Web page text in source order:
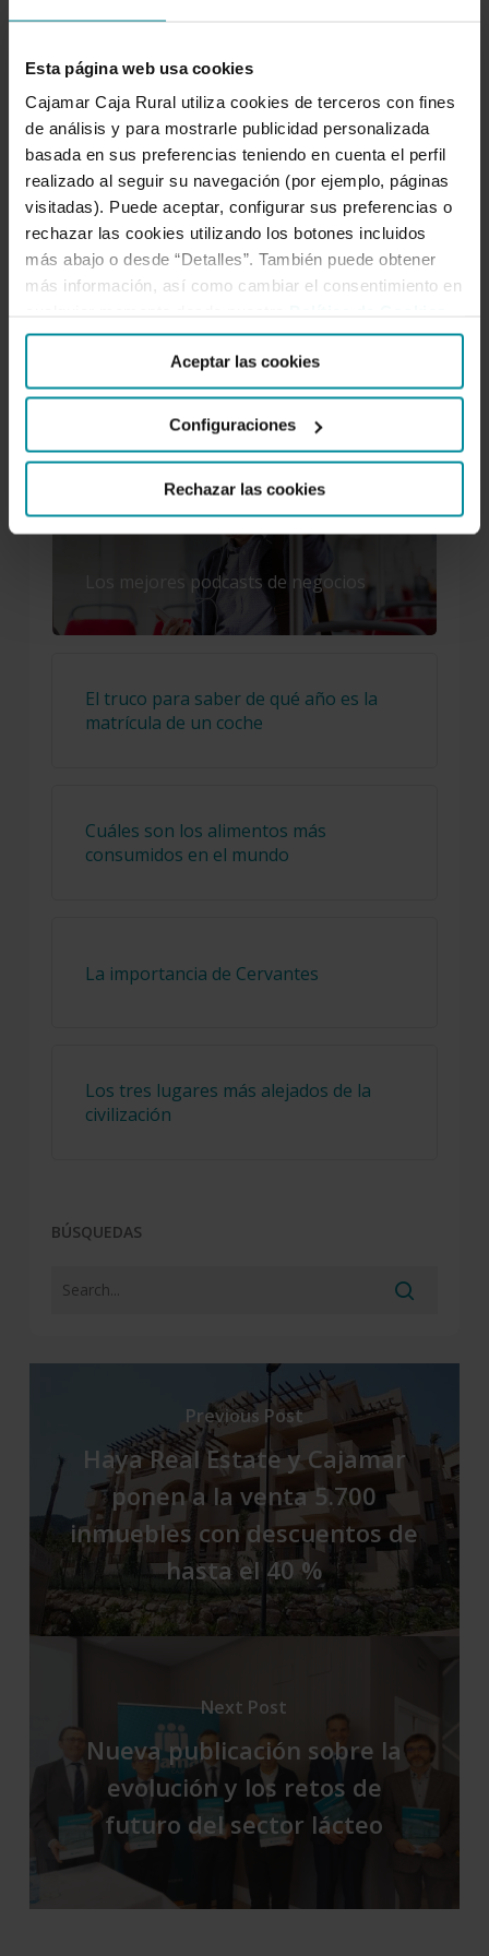
Esta página web usa cookies
Cajamar Caja Rural utiliza cookies de terceros con fines
de análisis y para mostrarle publicidad personalizada
basada en sus preferencias teniendo en cuenta el perfil
realizado al seguir su navegación (por ejemplo, páginas
visitadas). Puede aceptar, configurar sus preferencias o
rechazar las cookies utilizando los botones incluidos
más abajo o desde “Detalles”. También puede obtener
más información, así como cambiar el consentimiento en
Aceptar las cookies
Configuraciones
Rechazar las cookies
Para nosotros es tan importante atenderte como
creamos espacios de intercambio como este. Aquí el
conocimiento se comparte. Forma parte de nuestro
ADN cooperativo.
SÍGUENOS
Facebook
Twitter
Instagram
LinkedIn
YouTube
Los mejores podcasts de negocios
El truco para saber de qué año es la
matrícula de un coche
Cuáles son los alimentos más
consumidos en el mundo
La importancia de Cervantes
Los tres lugares más alejados de la
civilización
BÚSQUEDAS
Previous Post
Haya Real Estate y Cajamar
ponen a la venta 5.700
inmuebles con descuentos de
hasta el 40 %
Next Post
Nueva publicación sobre la
evolución y los retos de
futuro del sector lácteo